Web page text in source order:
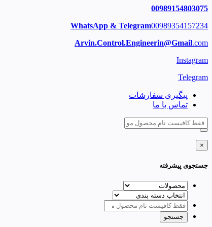
00989154803075
WhatsApp & Telegram00989354157234
Arvin.Control.Engineerin@Gmail.com
Instagram
Telegram
پیگیری سفارشات
تماس با ما
×
جستجوی پیشرفته